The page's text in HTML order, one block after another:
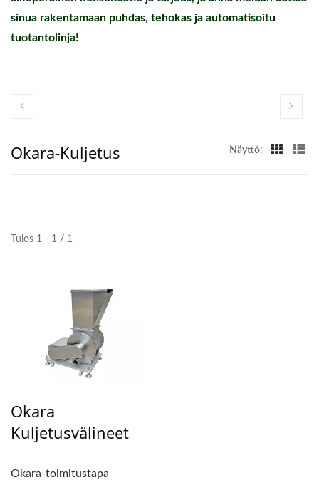
sinua rakentamaan puhdas, tehokas ja automatisoitu
tuotantolinja!
Okara-Kuljetus Näyttö:
Tulos 1 - 1 / 1
Okara
Kuljetusvälineet
Okara-toimitustapa